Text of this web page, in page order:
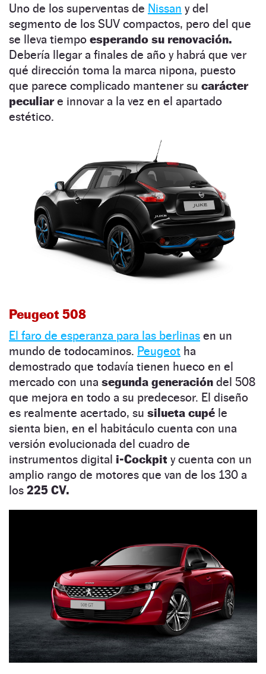
Uno de los superventas de Nissan y del
segmento de los SUV compactos, pero del que
se lleva tiempo esperando su renovación.
Debería llegar a finales de año y habrá que ver
qué dirección toma la marca nipona, puesto
que parece complicado mantener su carácter
peculiare innovar a la vez en el apartado
estético.
Peugeot 508
El faro de esperanza para las berlinas en un
mundo de todocaminos. Peugeot ha
demostrado que todavía tienen hueco en el
mercado con una segunda generación del 508
que mejora en todo a su predecesor. El diseño
es realmente acertado, su silueta cupé le
sienta bien, en el habitáculo cuenta con una
versión evolucionada del cuadro de
instrumentos digital i-Cockpit y cuenta con un
amplio rango de motores que van de los 130 a
los 225 CV.